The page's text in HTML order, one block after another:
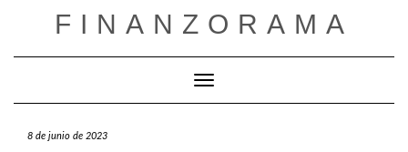
FINANZORAMA
Cambiar modo de navegación
8 de junio de 2023